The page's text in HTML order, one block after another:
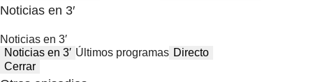
Noticias en 3′
Noticias en 3′
Noticias en 3′ Últimos programas Directo
Cerrar